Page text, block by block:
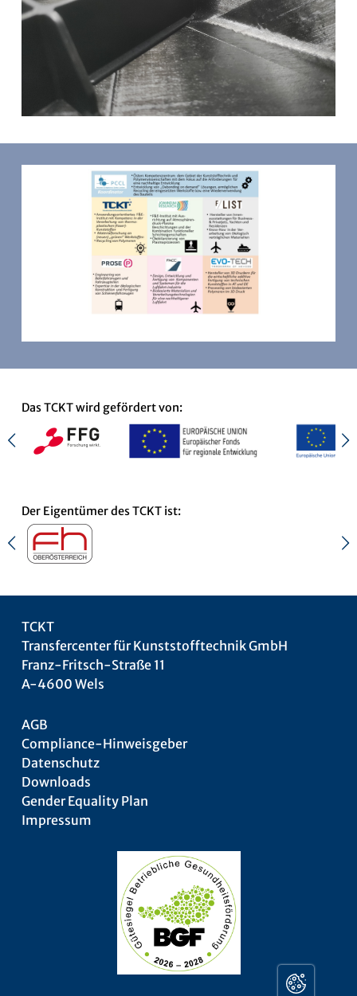
Das TCKT wird gefördert von:
Der Eigentümer des TCKT ist:
TCKT
Transfercenter für Kunststofftechnik GmbH
Franz-Fritsch-Straße 11
A-4600 Wels
AGB
Compliance-Hinweisgeber
Datenschutz
Downloads
Gender Equality Plan
Impressum